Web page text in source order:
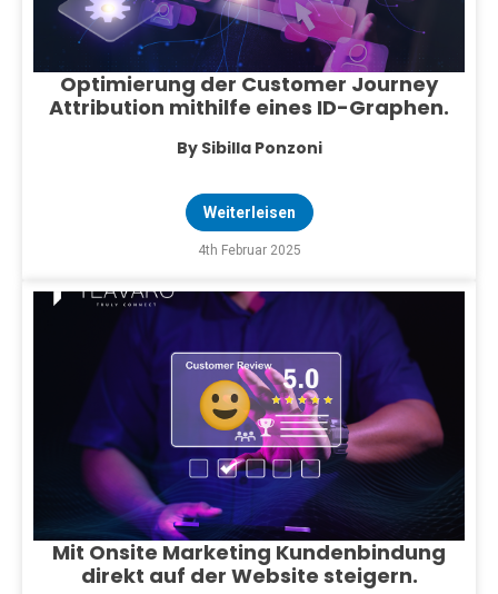
Optimierung der Customer Journey
Attribution mithilfe eines ID-Graphen.
By Sibilla Ponzoni
Weiterleisen
4th Februar 2025
Mit Onsite Marketing Kundenbindung
direkt auf der Website steigern.